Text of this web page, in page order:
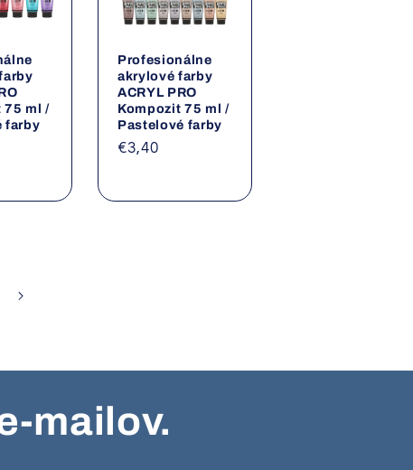
75 ml /
farby
Profesionálne
akrylové farby
ACRYL PRO
Kompozit 75 ml /
Pastelové farby
Normálna
€3,40
mailov.